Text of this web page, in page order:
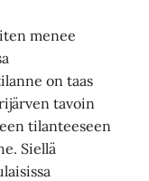
menee
on taas
tavoin
tilanteeseen
Siellä